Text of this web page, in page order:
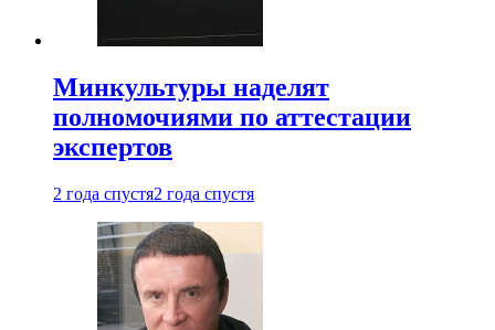
Минкультуры наделят
полномочиями по аттестации
экспертов
2 года спустя2 года спустя